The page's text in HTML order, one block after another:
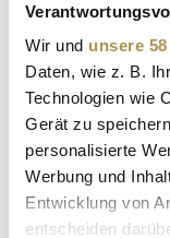
Wir und unsere
Daten, wie z. B.
Technologien wie
Gerät zu
personalisierte
Werbung und
Entwicklung von
entscheiden
australische
Doch wer kommt
sein ist alles" des
das weltweit
Stefan Raab
empörende
NEWS | 24.08.2025